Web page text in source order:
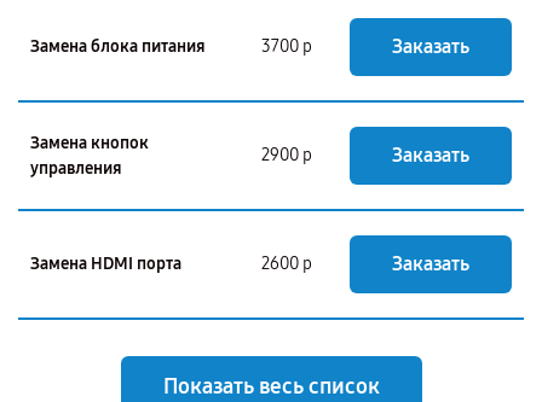
Замена блока питания 3700 р Заказать
Замена кнопок
управления
2900 р Заказать
Замена HDMI порта 2600 р Заказать
Показать весь список